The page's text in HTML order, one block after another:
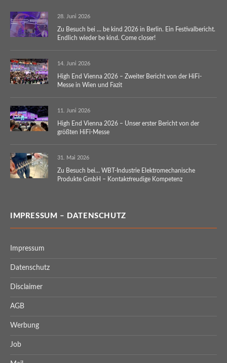
28. Juni 2026
Zu Besuch bei … be kind 2026 in Berlin. Ein Festivalbericht.
Endlich wieder be kind. Come closer!
14. Juni 2026
High End Vienna 2026 – Zweiter Bericht von der HiFi-
Messe in Wien und Fazit
11. Juni 2026
High End Vienna 2026 – Unser erster Bericht von der
größten HiFi-Messe
31. Mai 2026
Zu Besuch bei… WBT-Industrie Elektromechanische
Produkte GmbH – Kontaktfreudige Kompetenz
IMPRESSUM – DATENSCHUTZ
Impressum
Datenschutz
Disclaimer
AGB
Werbung
Job